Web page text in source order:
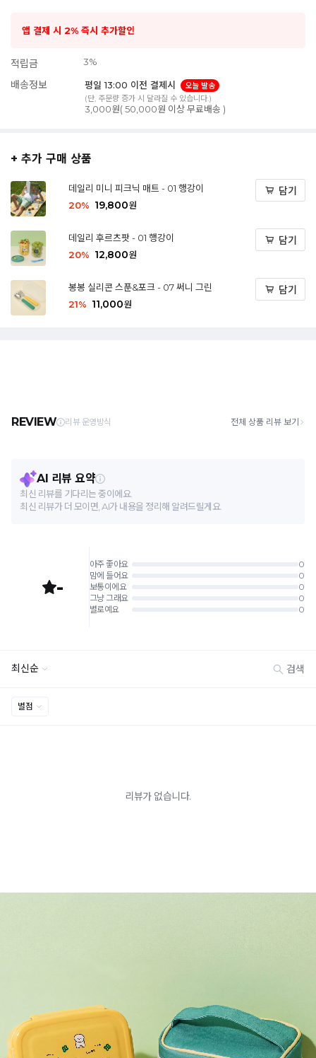
앱 결제 시 2% 즉시 추가할인
적립금 3%
배송정보 평일 13:00 이전 결제시
오늘 발송
(단, 주문량 증가 시 달라질 수 있습니다.)
3,000원( 50,000원 이상 무료배송 )
+ 추가 구매 상품
데일리 미니 피크닉 매트 - 01 행강이
20% 19,800원
담기
데일리 후르츠팟 - 01 행강이
20% 12,800원
담기
봉봉 실리콘 스푼&포크 - 07 써니 그린
21% 11,000원
담기